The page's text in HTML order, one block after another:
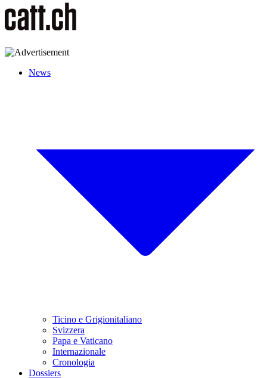
News
Ticino e Grigionitaliano
Svizzera
Papa e Vaticano
Internazionale
Cronologia
Dossiers